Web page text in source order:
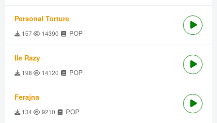
Personal Torture
157 14390 POP
Ile Razy
198 14120 POP
Ferajna
134 9210 POP